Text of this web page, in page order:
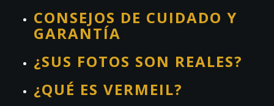
CONSEJOS DE CUIDADO Y
GARANTÍA
¿SUS FOTOS SON REALES?
¿QUÉ ES VERMEIL?